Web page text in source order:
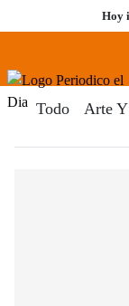
al
Hoy
Menú
Todo Arte